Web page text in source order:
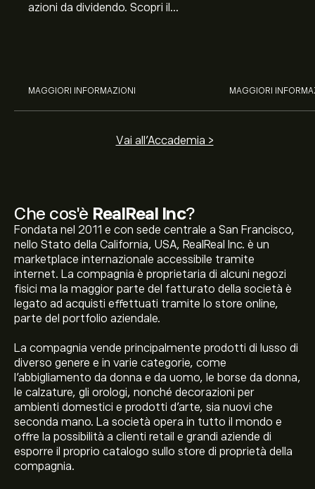
Che cos'è RealReal Inc?
Fondata nel 2011 e con sede centrale a San Francisco,
nello Stato della California, USA, RealReal Inc. è un
marketplace internazionale accessibile tramite
internet. La compagnia è proprietaria di alcuni negozi
fisici ma la maggior parte del fatturato della società è
legato ad acquisti effettuati tramite lo store online,
parte del portfolio aziendale.
La compagnia vende principalmente prodotti di lusso di
diverso genere e in varie categorie, come
l'abbigliamento da donna e da uomo, le borse da donna,
le calzature, gli orologi, nonché decorazioni per
ambienti domestici e prodotti d'arte, sia nuovi che
seconda mano. La società opera in tutto il mondo e
offre la possibilità a clienti retail e grandi aziende di
esporre il proprio catalogo sullo store di proprietà della
compagnia.
azioni da dividendo. Scopri il
MAGGIORI INFORMAZIONI MAGGIORI
Vai all'Accademia >